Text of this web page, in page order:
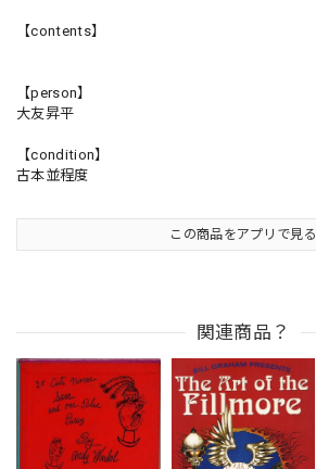
【contents】
【person】
大友昇平
【condition】
古本並程度
この商品をアプリで見る
関連商品？